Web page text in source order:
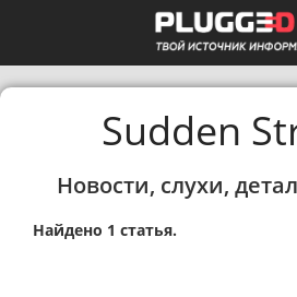
Sudden
Новости, слухи,
Найдено 1 статья.